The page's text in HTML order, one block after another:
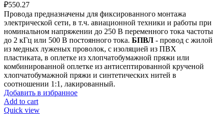
₽550.27
Провода предназначены для фиксированного монтажа
электрической сети, в т.ч. авиационной техники и работы при
номинальном напряжении до 250 В переменного тока частоты
до 2 кГц или 500 В постоянного тока. БПВЛ - провод с жилой
из медных луженых проволок, с изоляцией из ПВХ
пластиката, в оплетке из хлопчатобумажной пряжи или
комбинированной оплетке из антисептированной крученой
хлопчатобумажной пряжи и синтетических нитей в
соотношении 1:1, лакированный.
Добавить в избранное
Add to cart
Quick view